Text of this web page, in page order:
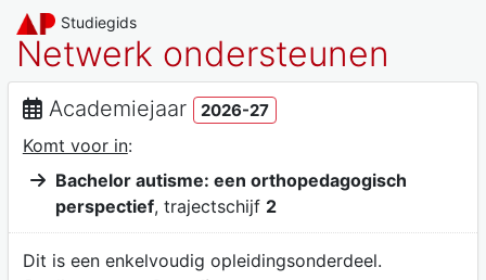
Studiegids
Netwerk ondersteunen
Academiejaar 2026-27
Komt voor in:
Bachelor autisme: een orthopedagogisch
perspectief, trajectschijf 2
Dit is een enkelvoudig opleidingsonderdeel.